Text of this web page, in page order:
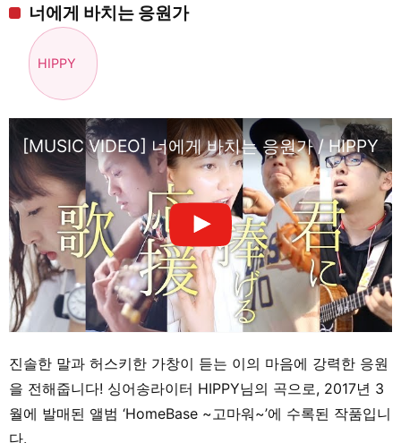
너에게 바치는 응원가
HIPPY
[MUSIC VIDEO] 너에게 바치는 응원가 / HIPPY
진솔한 말과 허스키한 가창이 듣는 이의 마음에 강력한 응원
을 전해줍니다! 싱어송라이터 HIPPY님의 곡으로, 2017년 3
월에 발매된 앨범 ‘HomeBase ~고마워~’에 수록된 작품입니
다.